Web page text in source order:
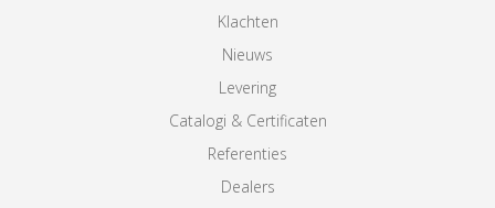
Klachten
Nieuws
Levering
Catalogi & Certificaten
Referenties
Dealers